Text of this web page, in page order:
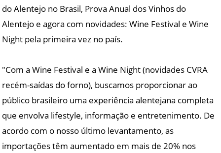
do Alentejo no Brasil, Prova Anual dos Vinhos do
Alentejo e agora com novidades: Wine Festival e Wine
Night pela primeira vez no país.
"Com a Wine Festival e a Wine Night (novidades CVRA
recém-saídas do forno), buscamos proporcionar ao
público brasileiro uma experiência alentejana completa
que envolva lifestyle, informação e entretenimento. De
acordo com o nosso último levantamento, as
importações têm aumentado em mais de 20% nos